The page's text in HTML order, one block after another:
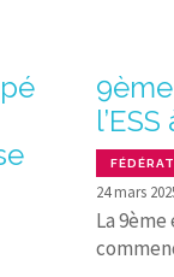
24 mars
La